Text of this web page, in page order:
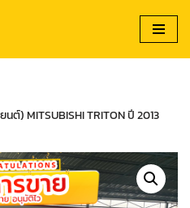
ต์) MITSUBISHI TRITON ปี 2013